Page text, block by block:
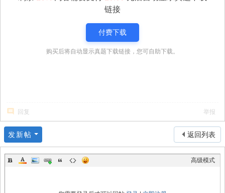
链接
付费下载
购买后将自动显示真题下载链接，您可自助下载。
回复 举报
返回列表
发新帖
高级模式